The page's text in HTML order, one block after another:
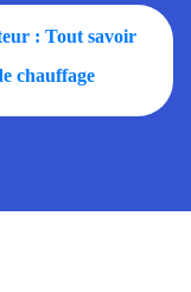
: Tout savoir
chauffage